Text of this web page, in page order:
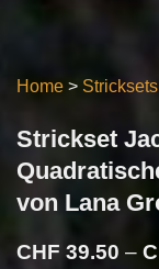
Home > Stricksets
Strickset
von Lana
CHF 39.50 –